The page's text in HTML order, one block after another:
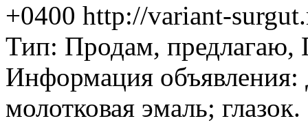
+0400 http://variant-
Тип: Продам, предлагаю,
Информация объявления:
молотковая эмаль;